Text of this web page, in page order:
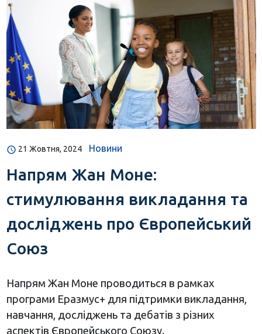
21 Жовтня, 2024 Новини
Напрям Жан Моне:
стимулювання викладання та
досліджень про Європейський
Союз
Напрям Жан Моне проводиться в рамках
програми Еразмус+ для підтримки викладання,
навчання, досліджень та дебатів з різних
аспектів Європейського Союзу.